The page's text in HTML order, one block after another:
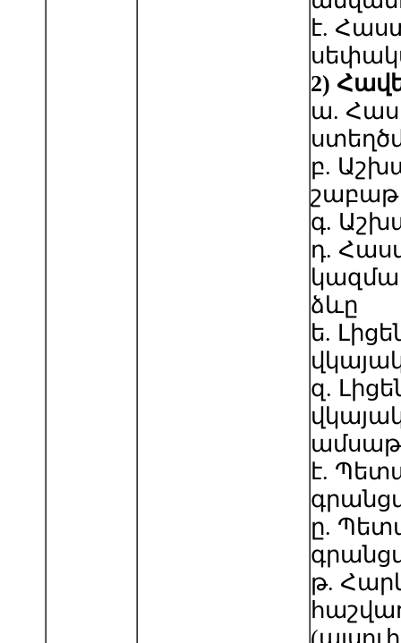
է.
2)
ա.
բ.
շաբաթ
գ.
դ.
ձևը
ե.
զ.
է.
ը.
թ.